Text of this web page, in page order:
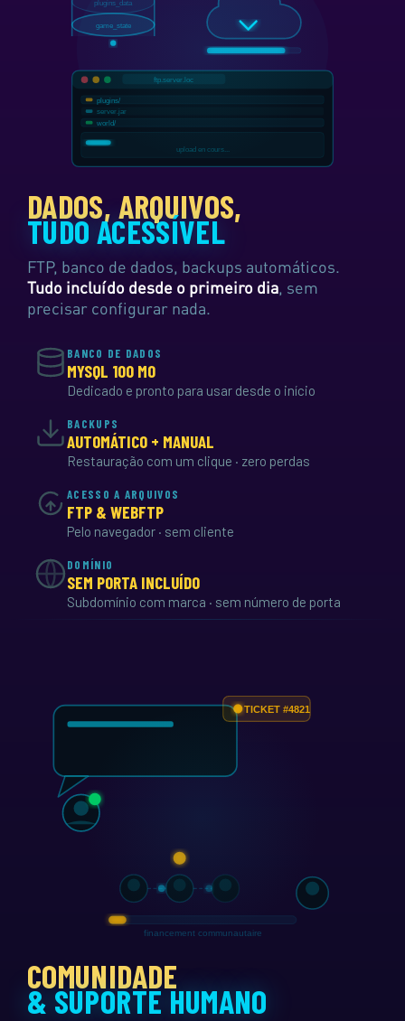
DADOS, ARQUIVOS,
TUDO ACESSÍVEL
FTP, banco de dados, backups automáticos.
Tudo incluído desde o primeiro dia, sem
precisar configurar nada.
BANCO DE DADOS
MYSQL 100 MO
Dedicado e pronto para usar desde o início
BACKUPS
AUTOMÁTICO + MANUAL
Restauração com um clique · zero perdas
ACESSO A ARQUIVOS
FTP & WEBFTP
Pelo navegador · sem cliente
DOMÍNIO
SEM PORTA INCLUÍDO
Subdomínio com marca · sem número de porta
COMUNIDADE
& SUPORTE HUMANO